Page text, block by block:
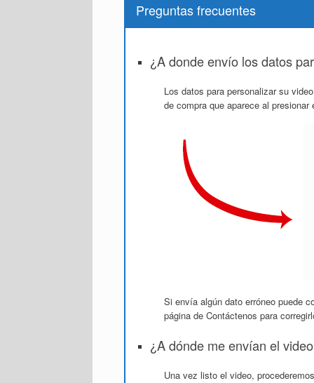
Preguntas frecuentes
¿A donde envío los datos
Los datos para personalizar su
de compra que aparece al presionar
Si envía algún dato erróneo puede
página de Contáctenos para
¿A dónde me envían el
Una vez listo el video,